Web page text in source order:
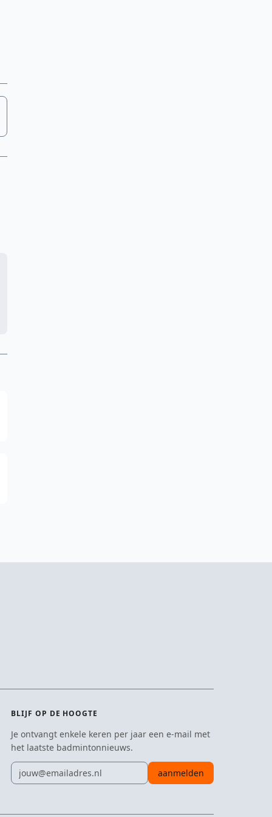
BLIJF OP DE HOOGTE
Je ontvangt enkele keren per jaar een e-mail met
het laatste badmintonnieuws.
E-mailadres
aanmelden